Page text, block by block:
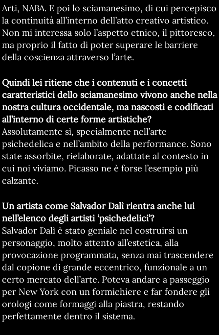
Arti, NABA. E poi lo sciamanesimo, di cui percepisco
la continuità all’interno dell’atto creativo artistico.
Non mi interessa solo l’aspetto etnico, il pittoresco,
ma proprio il fatto di poter superare le barriere
della coscienza attraverso l’arte.
Quindi lei ritiene che i contenuti e i concetti
caratteristici dello sciamanesimo vivono anche nella
nostra cultura occidentale, ma nascosti e codificati
all’interno di certe forme artistiche?
Assolutamente sì, specialmente nell’arte
psichedelica e nell’ambito della performance. Sono
state assorbite, rielaborate, adattate al contesto in
cui noi viviamo. Picasso ne è forse l’esempio più
calzante.
Un artista come Salvador Dalì rientra anche lui
nell’elenco degli artisti ‘psichedelici’?
Salvador Dalì è stato geniale nel costruirsi un
personaggio, molto attento all’estetica, alla
provocazione programmata, senza mai trascendere
dal copione di grande eccentrico, funzionale a un
certo mercato dell’arte. Poteva andare a passeggio
per New York con un formichiere e far fondere gli
orologi come formaggi alla piastra, restando
perfettamente dentro il sistema.